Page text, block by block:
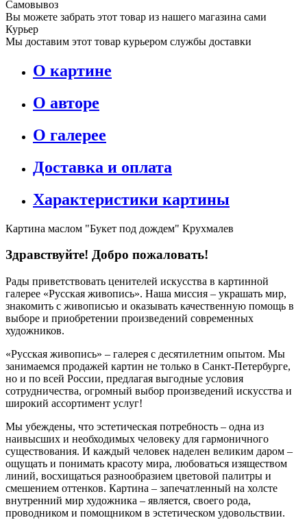
Самовывоз
Вы можете забрать этот товар из нашего магазина сами
Курьер
Мы доставим этот товар курьером службы доставки
О картине
О авторе
О галерее
Доставка и оплата
Характеристики картины
Картина маслом "Букет под дождем" Крухмалев
Здравствуйте! Добро пожаловать!
Рады приветствовать ценителей искусства в картинной
галерее «Русская живопись». Наша миссия – украшать мир,
знакомить с живописью и оказывать качественную помощь в
выборе и приобретении произведений современных
художников.
«Русская живопись» – галерея c десятилетним опытом. Мы
занимаемся продажей картин не только в Санкт-Петербурге,
но и по всей России, предлагая выгодные условия
сотрудничества, огромный выбор произведений искусства и
широкий ассортимент услуг!
Мы убеждены, что эстетическая потребность – одна из
наивысших и необходимых человеку для гармоничного
существования. И каждый человек наделен великим даром –
ощущать и понимать красоту мира, любоваться изяществом
линий, восхищаться разнообразием цветовой палитры и
смешением оттенков. Картина – запечатленный на холсте
внутренний мир художника – является, своего рода,
проводником и помощником в эстетическом удовольствии.